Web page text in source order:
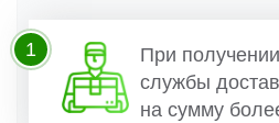
При
службы
на сумму
1